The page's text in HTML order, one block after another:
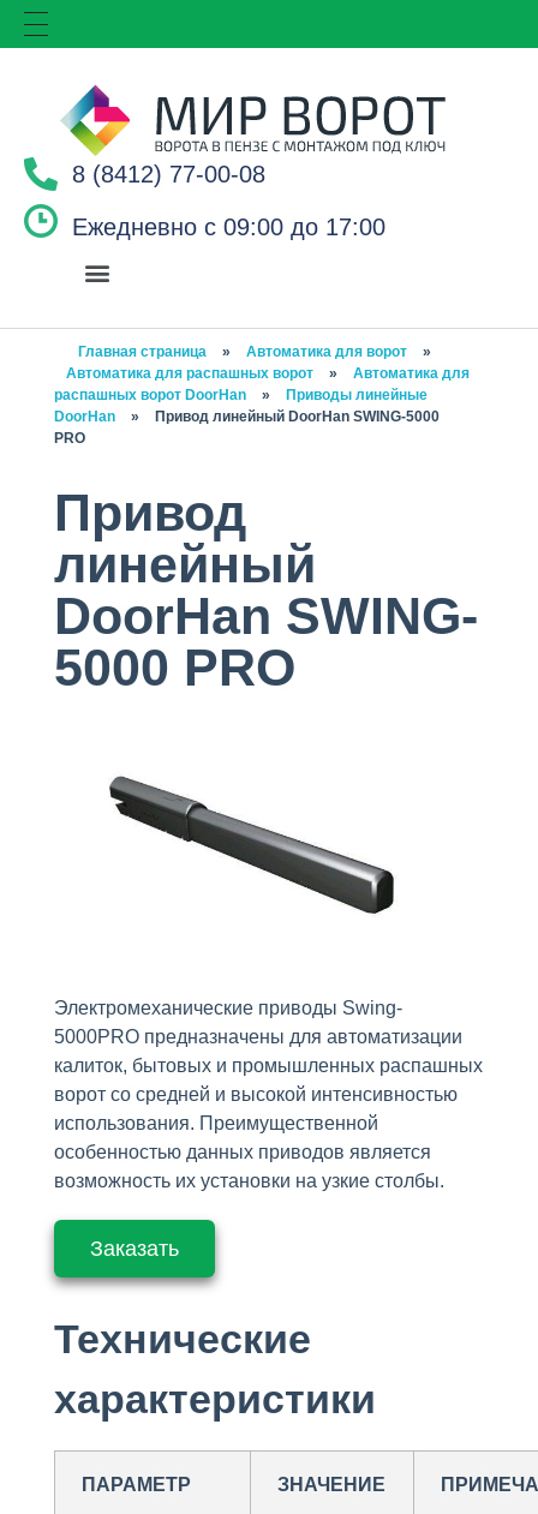
8 (8412) 77-00-08
Ежедневно с 09:00 до 17:00
Главная страница » Автоматика для ворот
»
Автоматика для распашных ворот
»
Автоматика для
распашных ворот DoorHan
»
Приводы линейные
DoorHan
»
Привод линейный DoorHan SWING-5000
PRO
Привод
линейный
DoorHan SWING-
5000 PRO
Электромеханические приводы Swing-
5000PRO предназначены для автоматизации
калиток, бытовых и промышленных распашных
ворот со средней и высокой интенсивностью
использования. Преимущественной
особенностью данных приводов является
возможность их установки на узкие столбы.
Заказать
Технические
характеристики
ПАРАМЕТР ЗНАЧЕНИЕ